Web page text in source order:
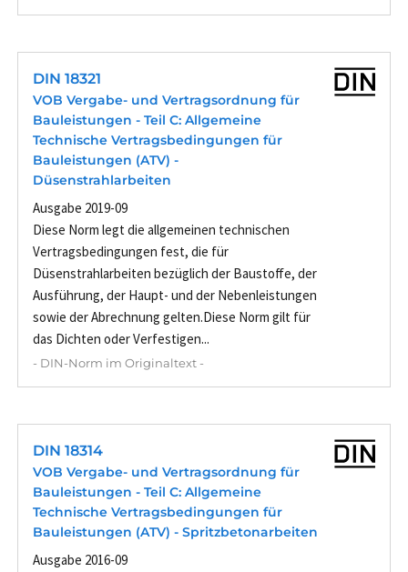
DIN 18321
VOB Vergabe- und Vertragsordnung für
Bauleistungen - Teil C: Allgemeine
Technische Vertragsbedingungen für
Bauleistungen (ATV) -
Düsenstrahlarbeiten
Ausgabe 2019-09
Diese Norm legt die allgemeinen technischen
Vertragsbedingungen fest, die für
Düsenstrahlarbeiten bezüglich der Baustoffe, der
Ausführung, der Haupt- und der Nebenleistungen
sowie der Abrechnung gelten.Diese Norm gilt für
das Dichten oder Verfestigen...
- DIN-Norm im Originaltext -
DIN 18314
VOB Vergabe- und Vertragsordnung für
Bauleistungen - Teil C: Allgemeine
Technische Vertragsbedingungen für
Bauleistungen (ATV) - Spritzbetonarbeiten
Ausgabe 2016-09